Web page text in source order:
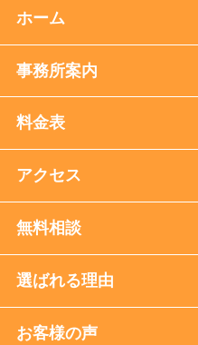
ホーム
事務所案内
料金表
アクセス
無料相談
選ばれる理由
お客様の声